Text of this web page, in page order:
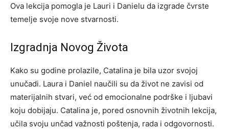
Ova lekcija pomogla je Lauri i Danielu da izgrade čvrste
temelje svoje nove stvarnosti.
Izgradnja Novog Života
Kako su godine prolazile, Catalina je bila uzor svojoj
unučadi. Laura i Daniel naučili su da život ne zavisi od
materijalnih stvari, već od emocionalne podrške i ljubavi
koju dobijaju. Catalina je, pored osnovnih životnih lekcija,
učila svoju unčad važnosti poštenja, rada i odgovornosti.